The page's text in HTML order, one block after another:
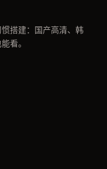
搭建：国产高清、韩
看。